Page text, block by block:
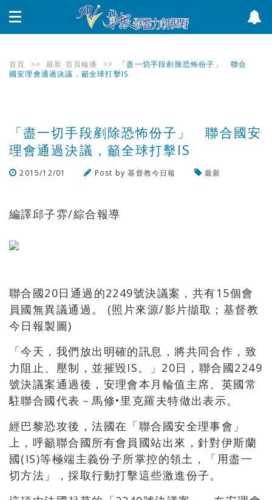
首頁 >> 最新 首頁輪播 >>
「盡一切手段剷除恐怖份子」 聯合
國安理會通過決議，籲全球打擊IS
「盡一切手段剷除恐怖份子」 聯合國安
理會通過決議，籲全球打擊IS
2015/12/01 Post by基督教今日報
最新
編譯邱子雰/綜合報導
聯合國20日通過的2249號決議案，共有15個會
員國無異議通過。 (照片來源/影片擷取；基督教
今日報製圖)
「今天，我們放出明確的訊息，將共同合作，致
力阻止、壓制，並摧毀IS。」20日，聯合國2249
號決議案通過後，安理會本月輪值主席、英國常
駐聯合國代表－馬修•里克羅夫特做出表示。
經巴黎恐攻後，法國在「聯合國安全理事會」
上，呼籲聯合國所有會員國站出來，針對伊斯蘭
國(IS)等極端主義份子所掌控的領土，「用盡一
切方法」，採取行動打擊這些激進份子。